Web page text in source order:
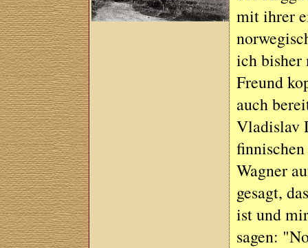
mit ihrer
ich
Freund
auch
Vladislav
Wagner
gesagt,
ist und
sagen: